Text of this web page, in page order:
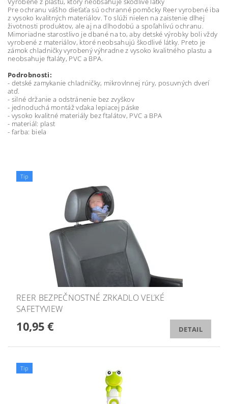
Pre ochranu vášho dieťaťa sú ochranné pomôcky Reer vyrobené iba
z vysoko kvalitných materiálov. To slúži nielen na zaistenie dlhej
životnosti produktov, ale aj na dlhodobú a spoľahlivú ochranu.
Mimoriadne starostlivo je dbané na to, aby detské výrobky boli vždy
vyrobené z materiálov, ktoré neobsahujú škodlivé látky. Preto je
zámok chladničky vyrobený výhradne z vysoko kvalitného plastu a
neobsahuje ftaláty, PVC a BPA.
Podrobnosti:
- detské zamykanie chladničky, mikrovlnnej rúry, posuvných dverí
atď.
- silné držanie a odstránenie bez zvyškov
- jednoduchá montáž vďaka lepiacej páske
- vysoko kvalitné materiály bez ftalátov, PVC a BPA
- materiál: plast
- farba: biela
Tip
REER BEZPEČNOSTNÉ ZRKADLO VEĽKÉ
SAFETYVIEW
10,95 € DETAIL
Tip